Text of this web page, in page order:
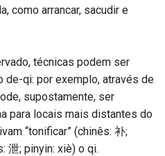
como arrancar, sacudir e
técnicas podem ser
de-qi: por exemplo, através de
supostamente, ser
para locais mais distantes do
“tonificar” (chinês: 补;
泄; pinyin: xiè) o qi.